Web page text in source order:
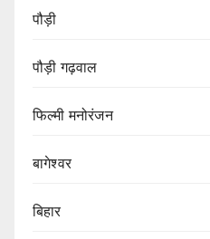
पौड़ी
पौड़ी गढ़वाल
फिल्मी मनोरंजन
बागेश्वर
बिहार